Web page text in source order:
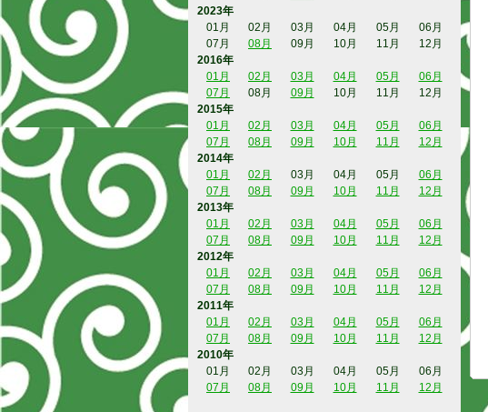
2023年
01月
02月 03月 04月 05月
06月
07月
08月 09月 10月 11月
12月
2016年
01月
02月 03月 04月 05月
06月
07月
08月 09月 10月 11月
12月
2015年
01月
02月 03月 04月 05月
06月
07月
08月 09月 10月 11月
12月
2014年
01月
02月 03月 04月 05月
06月
07月
08月 09月 10月 11月
12月
2013年
01月
02月 03月 04月 05月
06月
07月
08月 09月 10月 11月
12月
2012年
01月
02月 03月 04月 05月
06月
07月
08月 09月 10月 11月
12月
2011年
01月
02月 03月 04月 05月
06月
07月
08月 09月 10月 11月
12月
2010年
01月
02月 03月 04月 05月
06月
07月
08月 09月 10月 11月 12月